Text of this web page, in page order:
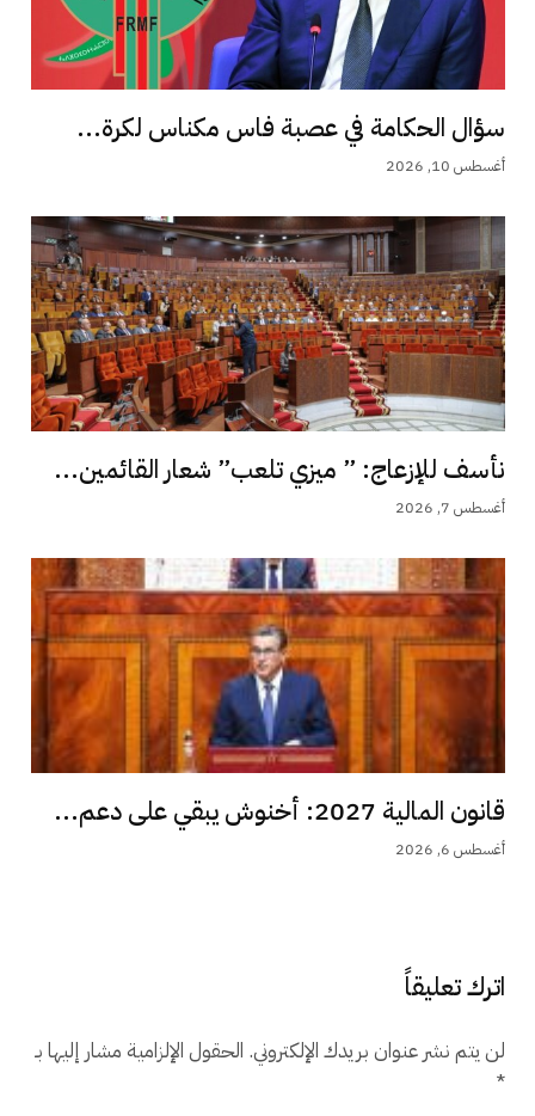
سؤال الحكامة في عصبة فاس مكناس لكرة...
أغسطس 10, 2026
نأسف للإزعاج: ” ميزي تلعب” شعار القائمين...
أغسطس 7, 2026
قانون المالية 2027: أخنوش يبقي على دعم...
أغسطس 6, 2026
اترك تعليقاً
لن يتم نشر عنوان بريدك الإلكتروني. الحقول الإلزامية مشار إليها بـ
*